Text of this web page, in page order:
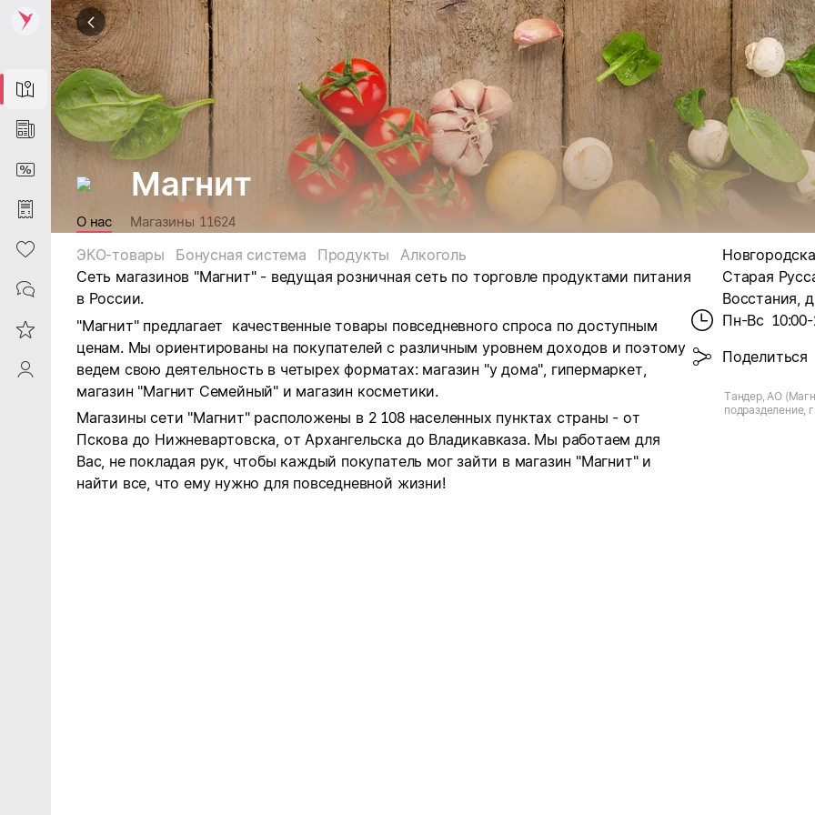
Map
News
DiscountCard
Purchases
Heart
Contacts
Reviews
ProfileSaby
Магнит
О нас Магазины 11624
ЭКО-товары Бонусная система Продукты
Алкоголь
Сеть магазинов "Магнит" - ведущая розничная сеть по торговле продуктами питания
в России.
"Магнит" предлагает качественные товары повседневного спроса по доступным
ценам. Мы ориентированы на покупателей с различным уровнем доходов и поэтому
ведем свою деятельность в четырех форматах: магазин "у дома", гипермаркет,
магазин "Магнит Семейный" и магазин косметики.
Магазины сети "Магнит" расположены в 2 108 населенных пунктах страны - от
Пскова до Нижневартовска, от Архангельска до Владикавказа. Мы работаем для
Вас, не покладая рук, чтобы каждый покупатель мог зайти в магазин "Магнит" и
найти все, что ему нужно для повседневной жизни!
Старая
Восстания,
Пн-Вс
Поделиться
Тандер, АО
подразделение,